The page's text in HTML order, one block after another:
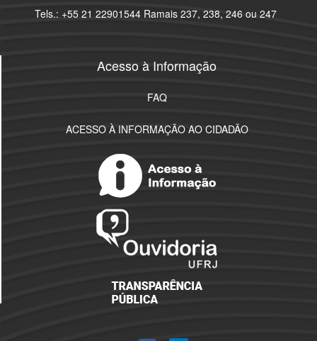
Tels.: +55 21 22901544 Ramais 237, 238, 246 ou 247
Acesso à Informação
FAQ
ACESSO À INFORMAÇÃO AO CIDADÃO